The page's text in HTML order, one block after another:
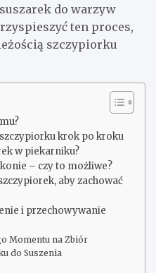
do warzyw
ten proces,
szczypiorku
krok po kroku
w piekarniku?
– czy to możliwe?
aby zachować
i przechowywanie
Momentu na Zbiór
do Suszenia